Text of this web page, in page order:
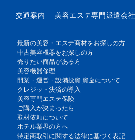
交通案内 美容エステ専門派遣会社
最新の美容・エステ商材をお探しの方
中古美容機器をお探しの方
売りたい商品がある方
美容機器修理
開業・運営・設備投資 資金について
クレジット決済の導入
美容専門エステ保険
ご購入が決まったら
取材依頼について
ホテル業界の方へ
特定商取引に関する法律に基づく表記